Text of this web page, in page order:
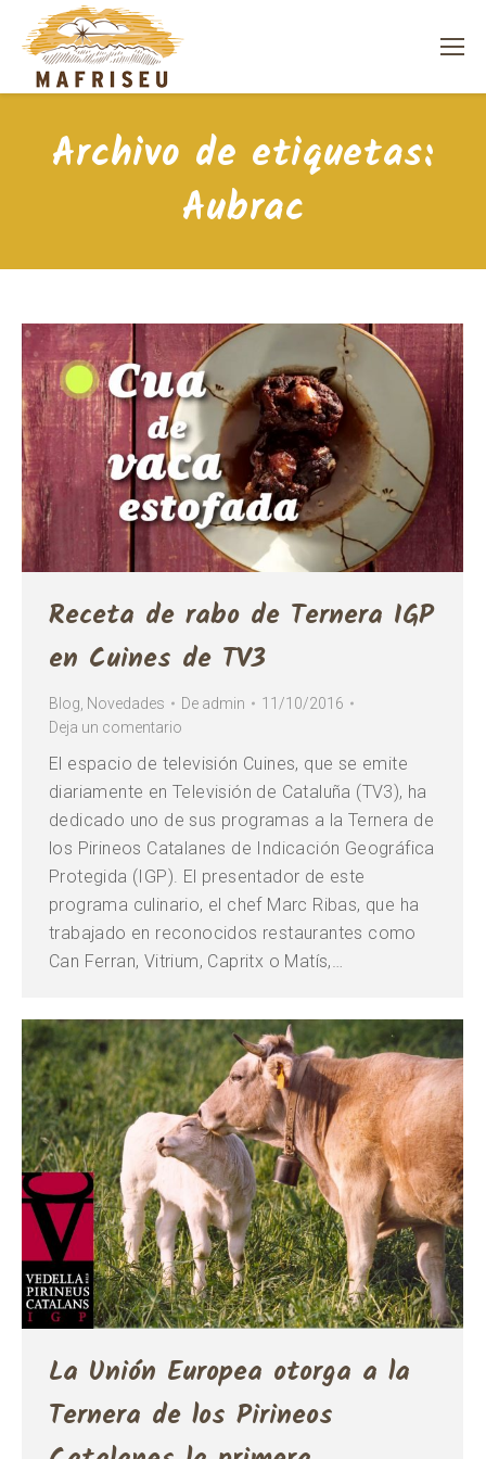
Archivo de etiquetas:
Aubrac
Receta de rabo de Ternera IGP
en Cuines de TV3
Blog, Novedades De admin
11/10/2016
Deja un comentario
El espacio de televisión Cuines, que se emite
diariamente en Televisión de Cataluña (TV3), ha
dedicado uno de sus programas a la Ternera de
los Pirineos Catalanes de Indicación Geográfica
Protegida (IGP). El presentador de este
programa culinario, el chef Marc Ribas, que ha
trabajado en reconocidos restaurantes como
Can Ferran, Vitrium, Capritx o Matís,…
La Unión Europea otorga a la
Ternera de los Pirineos